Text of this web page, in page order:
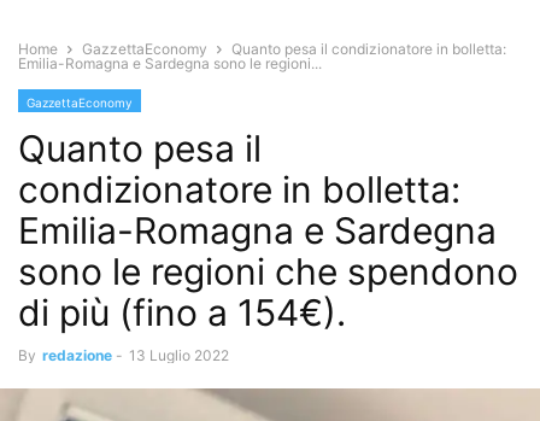
Home GazzettaEconomy
Quanto pesa il condizionatore in bolletta:
Emilia-Romagna e Sardegna sono le regioni...
GazzettaEconomy
Quanto pesa il
condizionatore in bolletta:
Emilia-Romagna e Sardegna
sono le regioni che spendono
di più (fino a 154€).
By redazione - 13 Luglio 2022